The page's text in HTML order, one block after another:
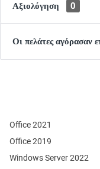
Αξιολόγηση 0
Οι πελάτες αγόρασαν
Office 2021
Office 2019
Windows Server 2022